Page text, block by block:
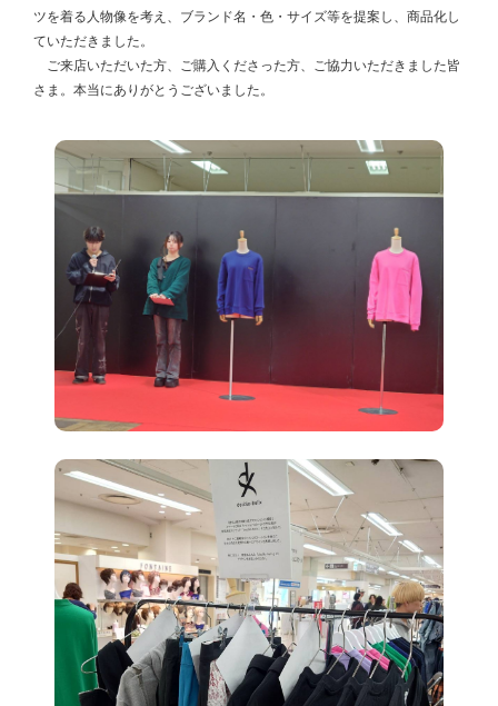
ツを着る人物像を考え、ブランド名・色・サイズ等を提案し、商品化し
ていただきました。
ご来店いただいた方、ご購入くださった方、ご協力いただきました皆
さま。本当にありがとうございました。